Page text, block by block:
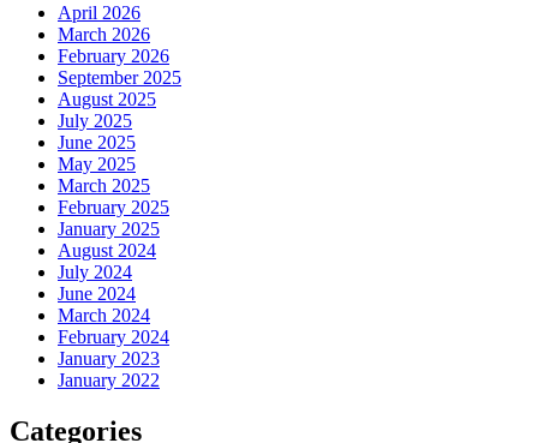
April 2026
March 2026
February 2026
September 2025
August 2025
July 2025
June 2025
May 2025
March 2025
February 2025
January 2025
August 2024
July 2024
June 2024
March 2024
February 2024
January 2023
January 2022
Categories